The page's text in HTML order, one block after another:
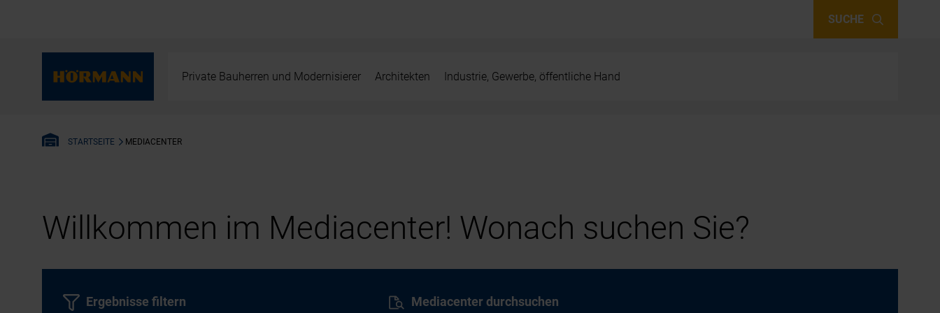
SUCHE
Private Bauherren und Modernisierer Architekten Industrie, Gewerbe, öffentliche Hand
STARTSEITE MEDIACENTER
Willkommen im Mediacenter! Wonach suchen Sie?
Mediacenter durchsuchen
Ergebnisse filtern